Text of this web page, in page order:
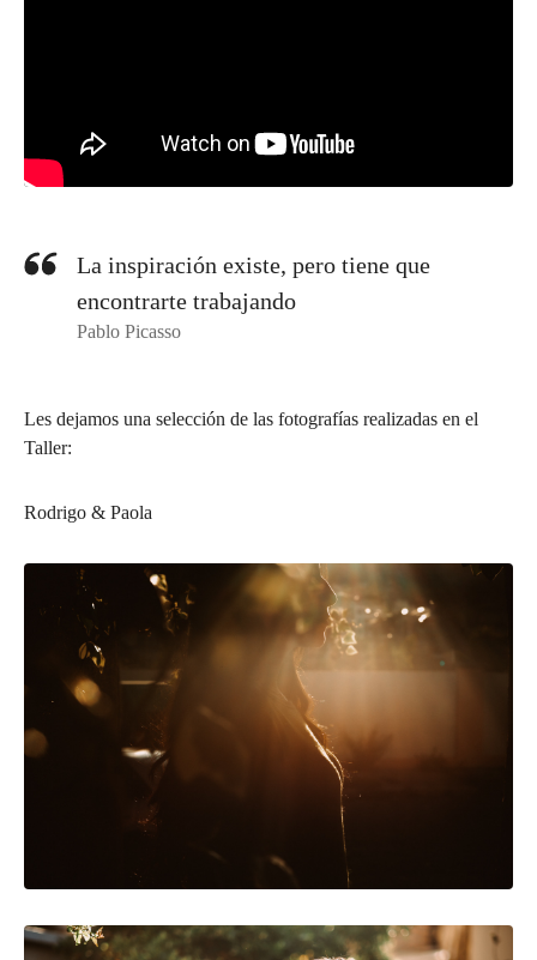
La inspiración existe, pero tiene que
encontrarte trabajando
Pablo Picasso
Les dejamos una selección de las fotografías realizadas en el
Taller:
Rodrigo & Paola